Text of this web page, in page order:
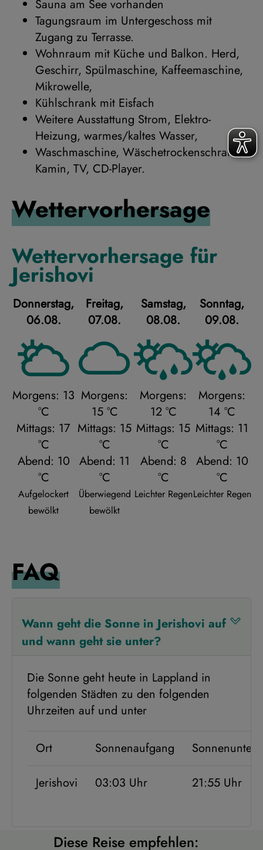
Sauna am See vorhanden
Tagungsraum im Untergeschoss mit
Zugang zu Terrasse.
Wohnraum mit Küche und Balkon. Herd,
Geschirr, Spülmaschine, Kaffeemaschine,
Mikrowelle,
Kühlschrank mit Eisfach
Weitere Ausstattung Strom, Elektro-
Heizung, warmes/kaltes Wasser,
Waschmaschine, Wäschetrockenschrank,
Kamin, TV, CD-Player.
Wettervorhersage
Wettervorhersage für
Jerishovi
Donnerstag,
06.08.
Morgens: 13
°C
Mittags: 17
°C
Abend: 10
°C
Aufgelockert
bewölkt
Freitag,
07.08.
Morgens:
15 °C
Mittags: 15
°C
Abend: 11
°C
Überwiegend
bewölkt
Samstag,
08.08.
Morgens:
12 °C
Mittags: 15
°C
Abend: 8
°C
Leichter Regen
Sonntag,
09.08.
Morgens:
14 °C
Mittags: 11
°C
Abend: 10
°C
Leichter Regen
FAQ
Wann geht die Sonne in Jerishovi auf
und wann geht sie unter?
Die Sonne geht heute in Lappland in
folgenden Städten zu den folgenden
Uhrzeiten auf und unter
Ort Sonnenaufgang
Jerishovi 03:03 Uhr 21:55 Uhr
Diese Reise empfehlen: